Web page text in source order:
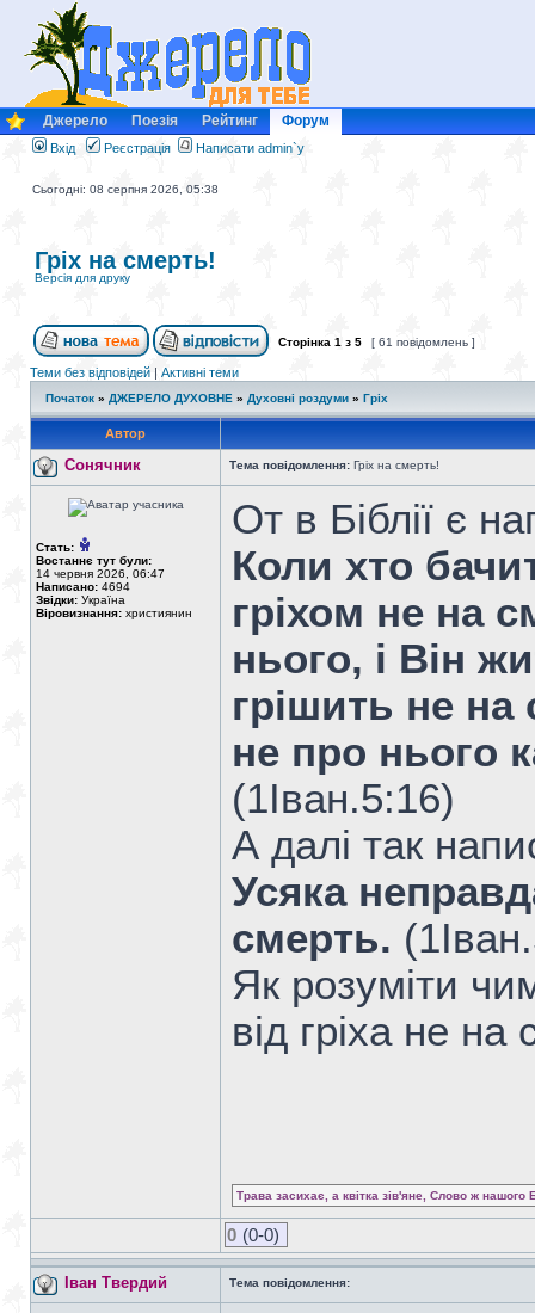
Джерело Поезія Рейтинг Форум
Вхід Реєстрація Написати admin`у
Сьогодні: 08 серпня 2026, 05:38
Гріх на смерть!
Версія для друку
Сторінка 1 з 5 [ 61 повідомлень ]
Теми без відповідей | Активні теми
Початок » ДЖЕРЕЛО ДУХОВНЕ » Духовні роздуми » Гріх
Автор
Сонячник Тема повідомлення: Гріх на смерть!
Стать:
Востаннє тут були:
14 червня 2026, 06:47
Написано: 4694
Звідки: Україна
Віровизнання: християнин
От в Біблії є
Коли хто
гріхом не на
нього, і Він
грішить не на
не про нього
(1Iван.5:16)
А далі так
Усяка
смерть.
Як розуміти
від гріха не на
Трава засихає, а квітка зів'яне, Слово ж нашого
0 (0-0)
Іван Твердий Тема повідомлення: